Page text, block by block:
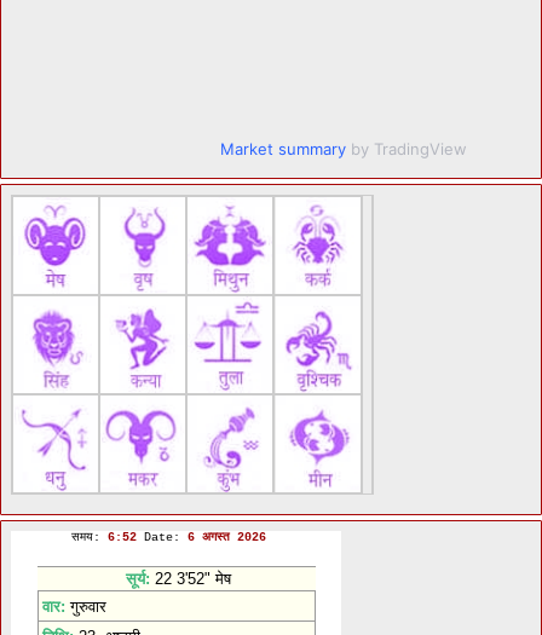
Market summary by TradingView